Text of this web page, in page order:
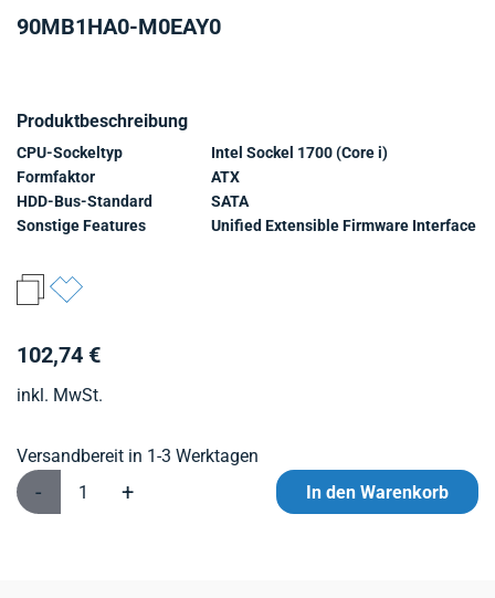
90MB1HA0-M0EAY0
Produktbeschreibung
CPU-Sockeltyp
Formfaktor
HDD-Bus-Standard
Sonstige Features
Intel Sockel 1700 (Core i)
ATX
SATA
Unified Extensible Firmware Interface
102,74 €
inkl. MwSt.
Versandbereit in 1-3 Werktagen
- + In den Warenkorb